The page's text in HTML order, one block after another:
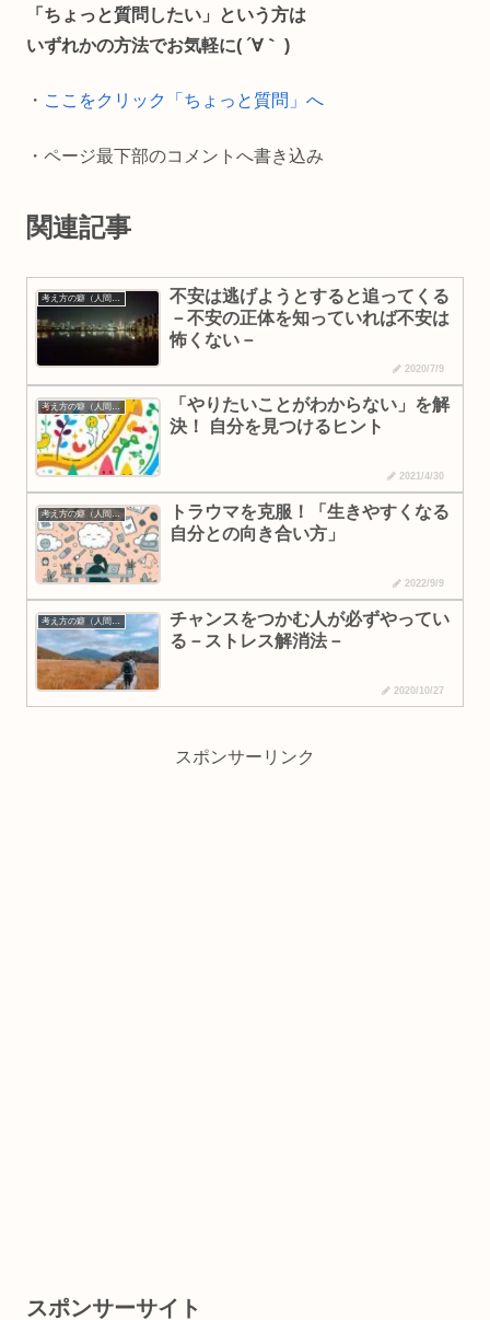
o i
「ちょっと質問したい」という方は
いずれかの方法でお気軽に( ´∀｀ )
・ ここをクリック「ちょっと質問」へ
・ページ最下部のコメントへ書き込み
関連記事
考え方の癖（人間理解・なりたい自分）
不安は逃げようとすると追ってくる
－不安の正体を知っていれば不安は
怖くない－
2020/7/9
考え方の癖（人間理解・なりたい自分）
「やりたいことがわからない」を解
決！ 自分を見つけるヒント
2021/4/30
考え方の癖（人間理解・なりたい自分）
トラウマを克服！「生きやすくなる
自分との向き合い方」
2022/9/9
考え方の癖（人間理解・なりたい自分）
チャンスをつかむ人が必ずやってい
る－ストレス解消法－
2020/10/27
スポンサーリンク
スポンサーサイト